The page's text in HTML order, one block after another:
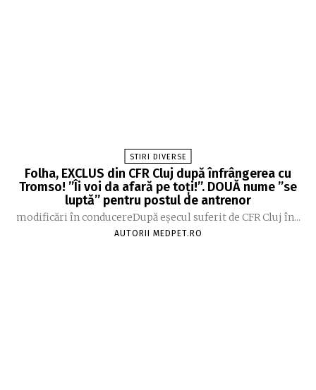
STIRI DIVERSE
Folha, EXCLUS din CFR Cluj după înfrângerea cu
Tromso! ”Îi voi da afară pe toți!”. DOUĂ nume ”se
luptă” pentru postul de antrenor
modificări în conducereDupă eșecul suferit de CFR Cluj în...
AUTORII MEDPET.RO